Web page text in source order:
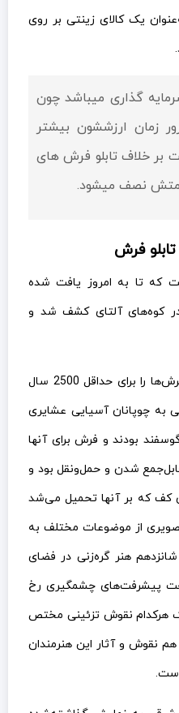
یک کالای زینتی بر روی
گذاری میباشد چون
زمان ارزششون بیشتر
خلاف تابلو فرش های
نصف میشود.
فرش
که تا به امروز یافت شده
در قبری در کوه‌های آلتای کشف شد و
به همین خاطر مورخان قدمت فرش‌ها را برای حداقل 2500 سال
به چوپانان آسیایی عشایری
بودند و فرش برای آنها
شدن و حمل‌ونقل بود و
کف که بر آنها تحمیل می‌شد
از موضوعات مختلف به
هنر گره‌زنی در فضای
پیشرفت‌های چشمگیری رخ
هرکدام نقوش تزئینی مختص
نقوش و آثار این هنرمندان